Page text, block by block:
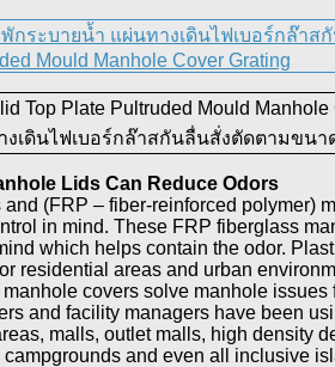
Lids Can Reduce Odors
(FRP – fiber-reinforced polymer)
in mind. These FRP fiberglass
which helps contain the odor.
residential areas and urban
covers solve manhole issues
and facility managers have been
malls, outlet malls, high density
campgrounds and even all inclusive